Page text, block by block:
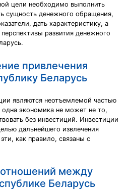
цели необходимо выполнить
сущность денежного обращения,
дать характеристику, а
развития денежного
привлечения
Беларусь
являются неотъемлемой частью
экономика не может не то,
без инвестиций. Инвестиции
дальнейшего извлечения
как правило, связаны с
между
Беларусь